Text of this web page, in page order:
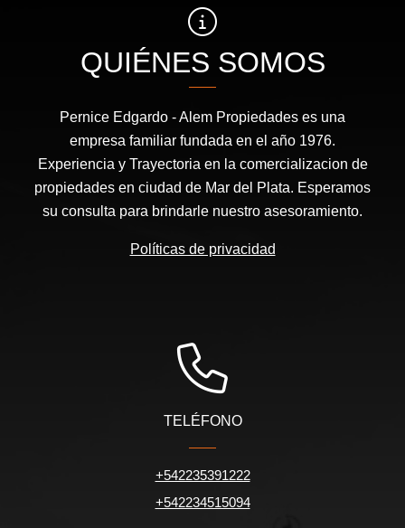
QUIÉNES SOMOS
Pernice Edgardo - Alem Propiedades es una
empresa familiar fundada en el año 1976.
Experiencia y Trayectoria en la comercializacion de
propiedades en ciudad de Mar del Plata. Esperamos
su consulta para brindarle nuestro asesoramiento.
Políticas de privacidad
TELÉFONO
+542235391222
+542234515094